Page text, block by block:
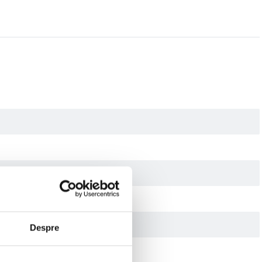
Despre